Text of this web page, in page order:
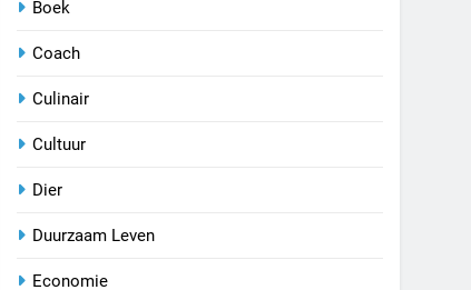
Boek
Coach
Culinair
Cultuur
Dier
Duurzaam Leven
Economie